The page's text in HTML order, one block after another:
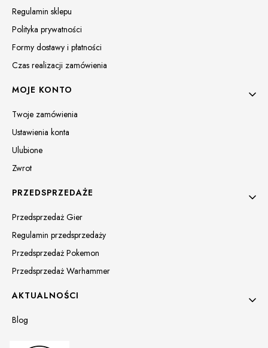
Regulamin sklepu
Polityka prywatności
Formy dostawy i płatności
Czas realizacji zamówienia
MOJE KONTO
Twoje zamówienia
Ustawienia konta
Ulubione
Zwrot
PRZEDSPRZEDAŻE
Przedsprzedaż Gier
Regulamin przedsprzedaży
Przedsprzedaż Pokemon
Przedsprzedaż Warhammer
AKTUALNOŚCI
Blog